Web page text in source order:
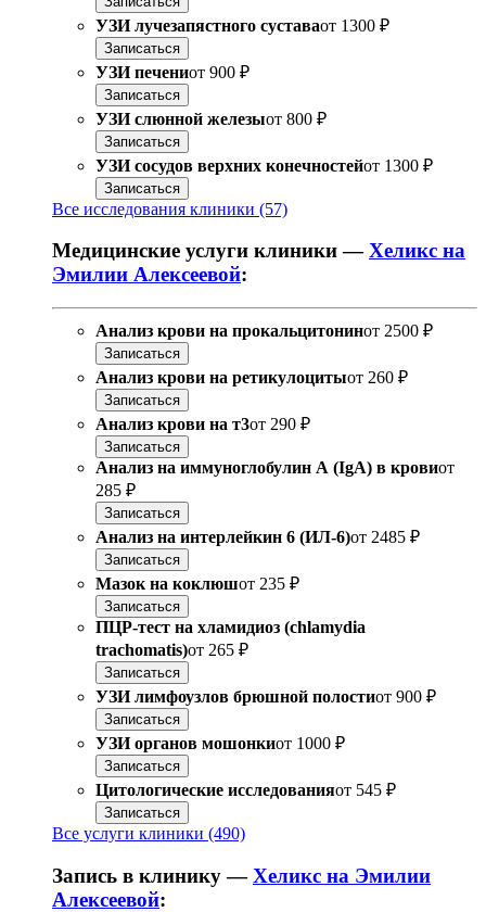
УЗИ лучезапястного суставаот 1300 ₽
Записаться
УЗИ печениот 900 ₽
Записаться
УЗИ слюнной железыот 800 ₽
Записаться
УЗИ сосудов верхних конечностейот 1300 ₽
Записаться
Все исследования клиники (57)
Медицинские услуги клиники —Хеликс на
Эмилии Алексеевой:
Анализ крови на прокальцитонинот 2500 ₽
Записаться
Анализ крови на ретикулоцитыот 260 ₽
Записаться
Анализ крови на т3от 290 ₽
Записаться
Анализ на иммуноглобулин А (IgA) в кровиот
285 ₽
Записаться
Анализ на интерлейкин 6 (ИЛ-6)от 2485 ₽
Записаться
Мазок на коклюшот 235 ₽
Записаться
ПЦР-тест на хламидиоз (chlamydia
trachomatis)от 265 ₽
Записаться
УЗИ лимфоузлов брюшной полостиот 900 ₽
Записаться
УЗИ органов мошонкиот 1000 ₽
Записаться
Цитологические исследованияот 545 ₽
Записаться
Все услуги клиники (490)
Запись в клинику —Хеликс на Эмилии
Алексеевой: